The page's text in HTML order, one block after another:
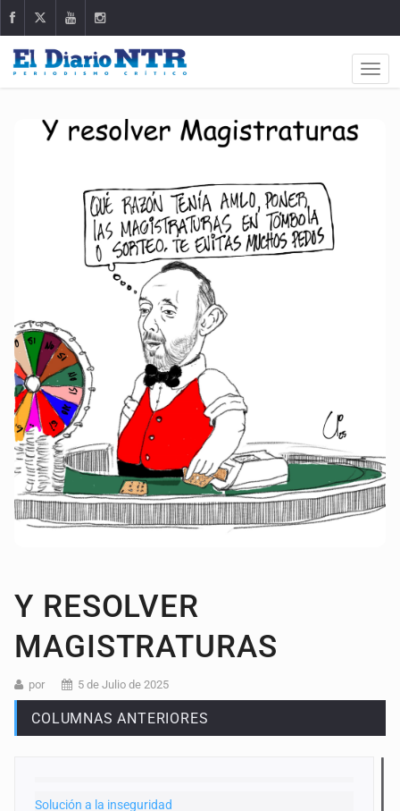
Y RESOLVER
MAGISTRATURAS
por 5 de Julio de 2025
COLUMNAS ANTERIORES
Solución a la inseguridad